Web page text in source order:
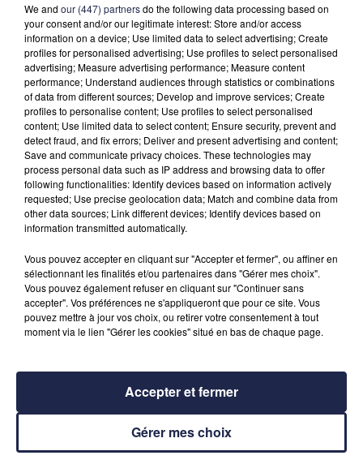
Sachez savourer à fond l'affection que l'on vous porte. Non
seulement elle vous facilitera la vie en vous aidant à
résoudre vos problèmes, mais encore elle comblera les
désirs de votre coeur. Tâchez de cultiver un climat de
bienveillance et d'entente cordiale en toutes circonstances.
Horoscope G ¿½meaux - Citation du jour
Les caresses sont aussi nécessaires à la vie des sentiments
que les feuilles le sont aux arbres. Sans elles, l'amour meurt
par la racine (Nathaniel Hawthorne).
Horoscope G ¿½meaux - Nombre de chance
798
Horoscope G ¿½meaux - Clin d'oeil
Cessez de redouter des problèmes, le plus souvent
imaginaires ou exagérés. C'est en sachant apprécier les
confiance.
(C) AsiaFlash.com
We and our (447) partnersdo the following data processing based on
your consent and/or our legitimate interest: Store and/or access
information on a device; Use limited data to select advertising; Create
profiles for personalised advertising; Use profiles to select personalised
advertising; Measure advertising performance; Measure content
performance; Understand audiences through statistics or combinations
of data from different sources; Develop and improve services; Create
profiles to personalise content; Use profiles to select personalised
content; Use limited data to select content; Ensure security, prevent and
detect fraud, and fix errors; Deliver and present advertising and content;
Save and communicate privacy choices. These technologies may
process personal data such as IP address and browsing data to offer
following functionalities: Identify devices based on information actively
requested; Use precise geolocation data; Match and combine data from
other data sources; Link different devices; Identify devices based on
information transmitted automatically.
Vous pouvez accepter en cliquant sur "Accepter et fermer", ou affiner en
sélectionnant les finalités et/ou partenaires dans "Gérer mes choix".
Vous pouvez également refuser en cliquant sur "Continuer sans
accepter". Vos préférences ne s'appliqueront que pour ce site. Vous
pouvez mettre à jour vos choix, ou retirer votre consentement à tout
moment via le lien "Gérer les cookies" situé en bas de chaque page.
Gérer mes choix
Accepter et fermer